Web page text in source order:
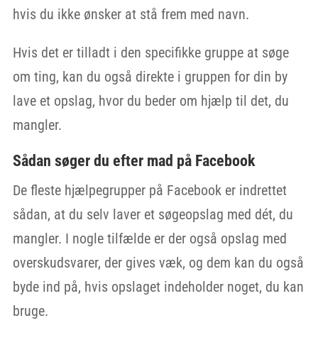
hvis du ikke ønsker at stå frem med navn.
Hvis det er tilladt i den specifikke gruppe at søge
om ting, kan du også direkte i gruppen for din by
lave et opslag, hvor du beder om hjælp til det, du
mangler.
Sådan søger du efter mad på Facebook
De fleste hjælpegrupper på Facebook er indrettet
sådan, at du selv laver et søgeopslag med dét, du
mangler. I nogle tilfælde er der også opslag med
overskudsvarer, der gives væk, og dem kan du også
byde ind på, hvis opslaget indeholder noget, du kan
bruge.